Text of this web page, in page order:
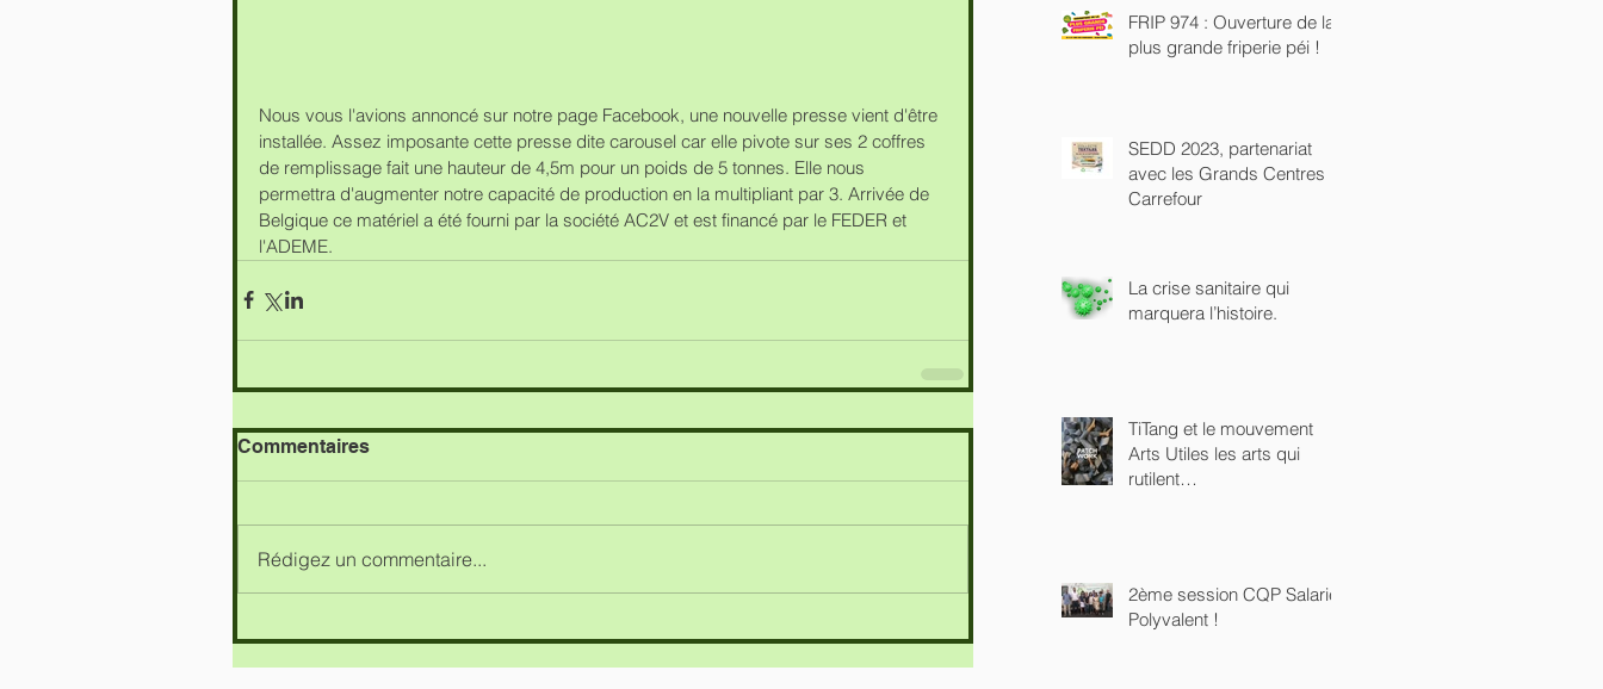
Nous vous l'avions annoncé sur notre page Facebook, une nouvelle presse vient d'être
installée. Assez imposante cette presse dite carousel car elle pivote sur ses 2 coffres
de remplissage fait une hauteur de 4,5m pour un poids de 5 tonnes. Elle nous
permettra d'augmenter notre capacité de production en la multipliant par 3. Arrivée de
Belgique ce matériel a été fourni par la société AC2V et est financé par le FEDER et
l'ADEME.
Commentaires
Rédigez un commentaire...
FRIP 974 : Ouverture de la
plus grande friperie péi !
SEDD 2023, partenariat
avec les Grands Centres
Carrefour
La crise sanitaire qui
marquera l’histoire.
TiTang et le mouvement
Arts Utiles les arts qui
rutilent…
2ème session CQP Salarié
Polyvalent !